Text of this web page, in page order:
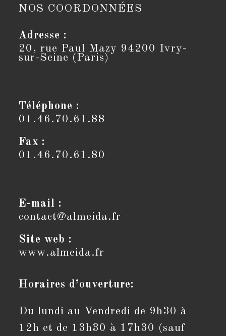
NOS COORDONNÉES
Adresse :
20, rue Paul Mazy 94200 Ivry-
sur-Seine (Paris)
Téléphone :
01.46.70.61.88
Fax :
01.46.70.61.80
E-mail :
contact@almeida.fr
Site web :
www.almeida.fr
Horaires d’ouverture:
Du lundi au Vendredi de 9h30 à
12h et de 13h30 à 17h30 (sauf